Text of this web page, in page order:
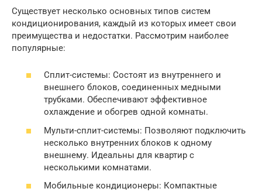
Существует несколько основных типов систем
кондиционирования, каждый из которых имеет свои
преимущества и недостатки. Рассмотрим наиболее
популярные:
Сплит-системы: Состоят из внутреннего и
внешнего блоков, соединенных медными
трубками. Обеспечивают эффективное
охлаждение и обогрев одной комнаты.
Мульти-сплит-системы: Позволяют подключить
несколько внутренних блоков к одному
внешнему. Идеальны для квартир с
несколькими комнатами.
Мобильные кондиционеры: Компактные